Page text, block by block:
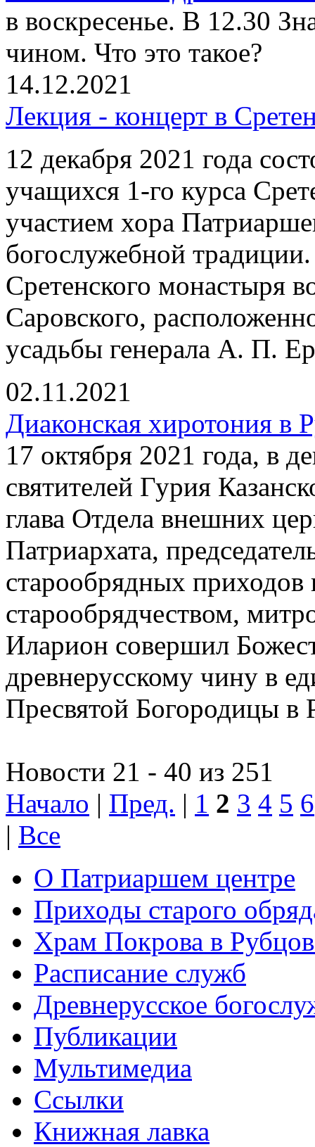
в воскресенье. В 12.30
чином. Что это такое?
14.12.2021
Лекция - концерт в
12 декабря 2021 года
учащихся 1-го курса
участием хора
богослужебной
Сретенского монастыря
Саровского,
усадьбы генерала А. П.
02.11.2021
Диаконская хиротония в
17 октября 2021 года, в
святителей Гурия
глава Отдела внешних
Патриархата,
старообрядных
старообрядчеством,
Иларион совершил
древнерусскому чину в
Пресвятой Богородицы в
Новости 21 - 40 из 251
Начало | Пред. | 1 2 3 4 5 6
| Все
О Патриаршем центре
Приходы старого
Храм Покрова в
Расписание служб
Древнерусское
Публикации
Мультимедиа
Ссылки
Книжная лавка